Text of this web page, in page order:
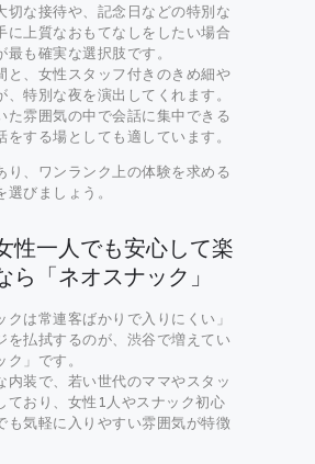
切な接待や、記念日などの特別な
に上質なおもてなしをしたい場合
最も確実な選択肢です。
と、女性スタッフ付きのきめ細や
、特別な夜を演出してくれます。
た雰囲気の中で会話に集中できる
をする場としても適しています。
り、ワンランク上の体験を求める
びましょう。
性一人でも安心して楽
ら「ネオスナック」
クは常連客ばかりで入りにくい」
を払拭するのが、渋谷で増えてい
」です。
内装で、若い世代のママやスタッ
ており、女性1人やスナック初心
も気軽に入りやすい雰囲気が特徴